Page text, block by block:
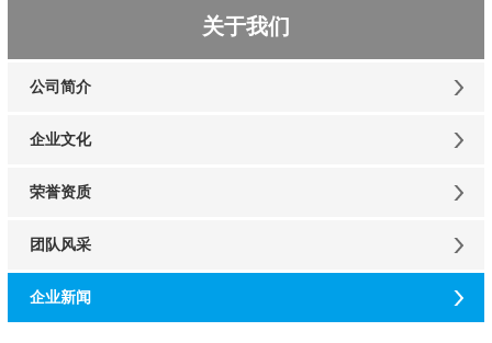
关于我们
公司简介
企业文化
荣誉资质
团队风采
企业新闻